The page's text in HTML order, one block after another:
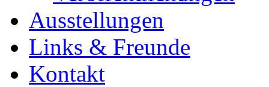
Ausstellungen
Links & Freunde
Kontakt